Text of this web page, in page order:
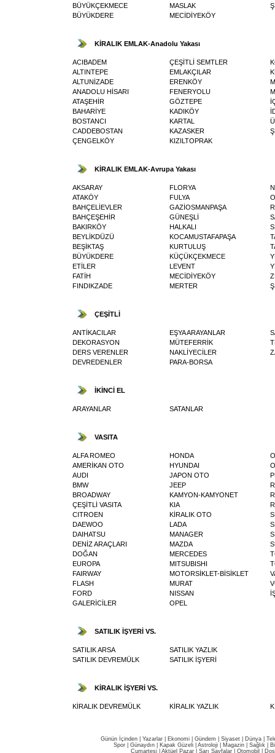
BÜYÜKÇEKMECE
BÜYÜKDERE
MASLAK
MECİDİYEKÖY
KİRALIK EMLAK-Anadolu Yakası
ACIBADEM
ALTINTEPE
ALTUNİZADE
ANADOLU HİSARI
ATAŞEHİR
BAHARİYE
BOSTANCI
CADDEBOSTAN
ÇENGELKÖY
ÇEŞİTLİ SEMTLER
EMLAKÇILAR
ERENKÖY
FENERYOLU
GÖZTEPE
KADIKÖY
KARTAL
KAZASKER
KIZILTOPRAK
KİRALIK EMLAK-Avrupa Yakası
AKSARAY
ATAKÖY
BAHÇELİEVLER
BAHÇEŞEHİR
BAKIRKÖY
BEYLİKDÜZÜ
BEŞİKTAŞ
BÜYÜKDERE
ETİLER
FATİH
FINDIKZADE
FLORYA
FULYA
GAZİOSMANPAŞA
GÜNEŞLİ
HALKALI
KOCAMUSTAFAPAŞA
KURTULUŞ
KÜÇÜKÇEKMECE
LEVENT
MECİDİYEKÖY
MERTER
ÇEŞİTLİ
ANTİKACILAR
DEKORASYON
DERS VERENLER
DEVREDENLER
EŞYA ARAYANLAR
MÜTEFERRİK
NAKLİYECİLER
PARA-BORSA
İKİNCİ EL
ARAYANLAR SATANLAR
VASITA
ALFA ROMEO
AMERİKAN OTO
AUDI
BMW
BROADWAY
ÇEŞİTLİ VASITA
CITROEN
DAEWOO
DAIHATSU
DENİZ ARAÇLARI
DOĞAN
EUROPA
FAIRWAY
FLASH
FORD
GALERİCİLER
HONDA
HYUNDAI
JAPON OTO
JEEP
KAMYON-KAMYONET
KIA
KİRALIK OTO
LADA
MANAGER
MAZDA
MERCEDES
MITSUBISHI
MOTORSİKLET-BİSİKLET
MURAT
NISSAN
OPEL
SATILIK İŞYERİ VS.
SATILIK ARSA
SATILIK DEVREMÜLK
SATILIK YAZLIK
SATILIK İŞYERİ
KİRALIK İŞYERİ VS.
KİRALIK DEVREMÜLK KİRALIK YAZLIK
Günün İçinden Yazarlar Ekonomi Gündem Siyaset Dünya |
Spor
Günaydın Kapak Güzeli Astroloji Magazin Sağlık
Cumartesi| Aktüel Pazar| Sarı Sayfalar| Otomobil